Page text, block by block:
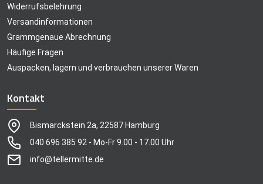
Widerrufsbelehrung
Versandinformationen
Grammgenaue Abrechnung
Häufige Fragen
Auspacken, lagern und verbrauchen unserer Waren
Kontakt
Bismarckstein 2a, 22587 Hamburg
040 696 385 92 - Mo-Fr 9.00 - 17.00 Uhr
info@tellermitte.de